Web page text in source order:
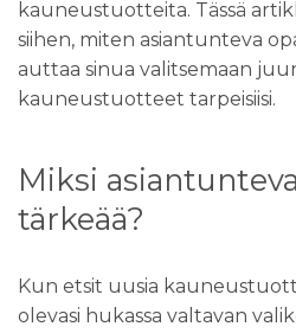
kauneustuotteita. Tässä
siihen, miten asiantunteva
auttaa sinua valitsemaan
kauneustuotteet tarpeisiisi.
Miksi
tärkeää?
Kun etsit uusia
olevasi hukassa valtavan